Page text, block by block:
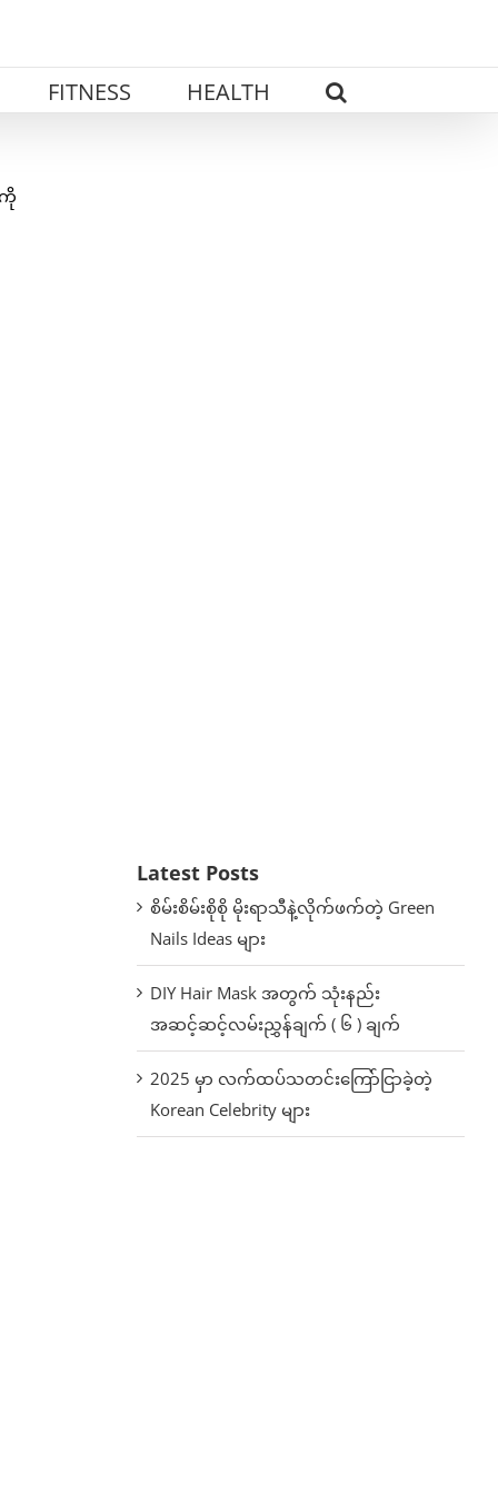
FITNESS HEALTH
ကို
Latest Posts
စိမ်းစိမ်းစိုစို မိုးရာသီနဲ့လိုက်ဖက်တဲ့ Green
Nails Ideas များ
DIY Hair Mask အတွက် သုံးနည်း
အဆင့်ဆင့်လမ်းညွှန်ချက် ( ၆ ) ချက်
2025 မှာ လက်ထပ်သတင်းကြော်ငြာခဲ့တဲ့
Korean Celebrity များ